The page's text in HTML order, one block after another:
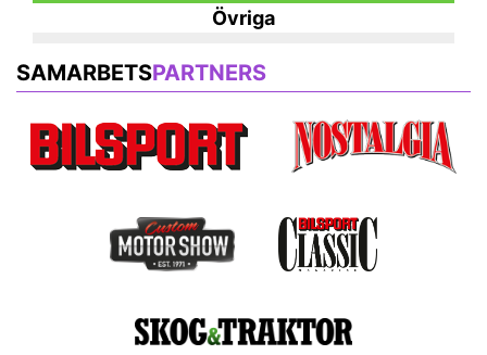
Övriga
SAMARBETSPARTNERS